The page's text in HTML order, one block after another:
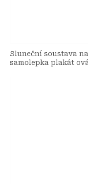
Sluneční soustava
samolepka plakát